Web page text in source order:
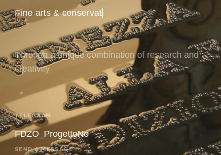
Fine arts & conservat
Through a unique combination of research and
creativity
TELEGRAM
FDZO_ProgettoNo
SEND A MESSAGE